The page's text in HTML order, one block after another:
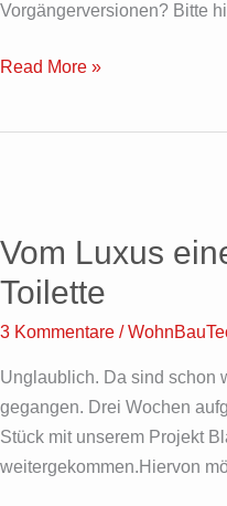
Vorgängerversionen? Bitte
Read More »
Vom Luxus
Toilette
3 Kommentare /
Unglaublich. Da sind schon
gegangen. Drei Wochen
Stück mit unserem Projekt
weitergekommen.Hiervon
einer
beheizten
Toilette